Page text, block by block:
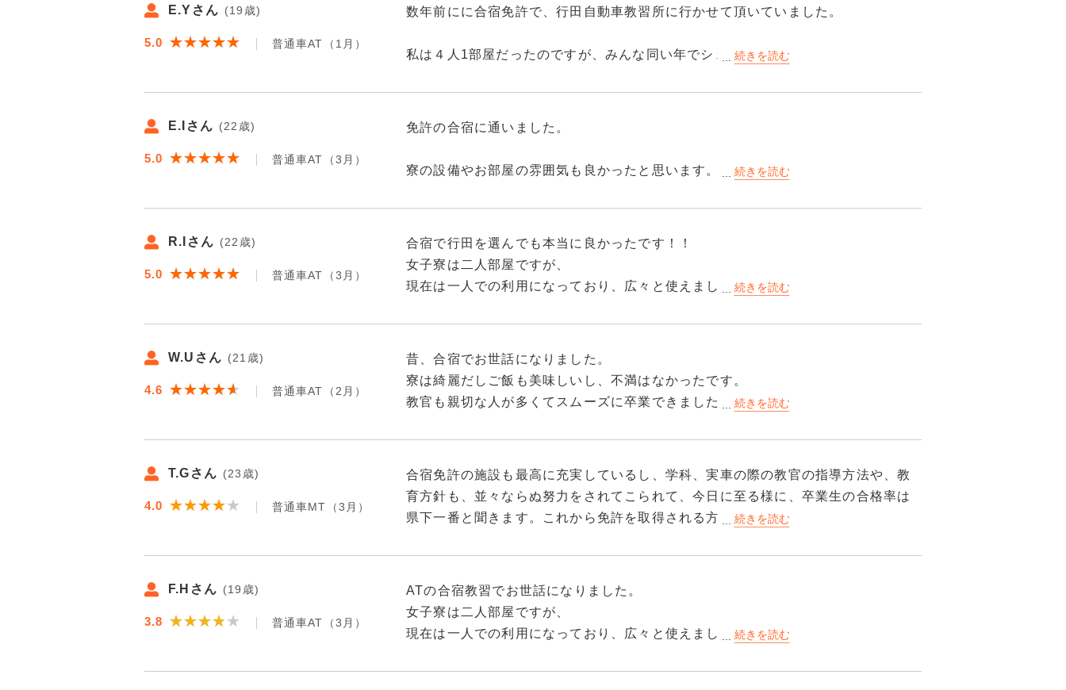
E.Yさん (19歳)
5.0 ★★★★★
★★★★★ 普通車AT（1月）
数年前にに合宿免許で、行田自動車教習所に行かせて頂いていました。
私は４人1部屋だったのですが、みんな同い年でシェアハウスをしている感覚ですご
れてしまいますが、その分勉強しない私でも効果測定の勉強に力を入れることがで
きました。(仮免の試験前に近くにマックがオープンして通いまくって前日の夜も携
宿の方が優遇されているのではないかと感じます。
ケーキバイキングは月に2回、合宿生へのサービスとして、ケーキバイキングを開
催！女性だけでなく、もちろんスイーツ好きの男性にも大好評でした。たくさんの
ケーキがずら～り並びますので、好きなだけ食べれます。
お風呂が楽しめます。
あとは教官の方々や受付の方々との距離も近くなるので接してて対応悪と思ったこ
むしろまた会いたいなあと思う方の方が多いです笑(私の友達はイケオジ教官と最後
落ちたと思いヤケになって反抗的な態度を取ったにも関わらず合格させて頂きあり
がとうございました。
あ、パソコンで「MUSASI」というものを使って効果測定の丸バツ問題を解けるの
ですが、間違えてしまったものはカラー印刷されてイラスト付き出てくるので圧倒
のでかなり助かりました。
E.Iさん (22歳)
5.0 ★★★★★
★★★★★ 普通車AT（3月）
免許の合宿に通いました。
寮の設備やお部屋の雰囲気も良かったと思います。
清掃も毎日してくれてありがたいです。
ご飯も職員さんの手作りでおいしいです。
受け付けの方々や事務所の方々も困った時は相談すると
朝晩の点呼に間に合う様にしないとならないのと
禁煙や飲酒は禁止とか、いろいろルールはありますが
生活リズムをちゃんと作れると思って頑張ってみると
数日で自然と慣れてくると思います。
技能の指導員の皆さんは
受講生が男女によって感じ方が違うのもあると思うのと
指導員の皆さんもそれぞれの教え方があります。
R.Iさん (22歳)
5.0 ★★★★★
★★★★★ 普通車AT（3月）
合宿で行田を選んでも本当に良かったです！！
女子寮は二人部屋ですが、
現在は一人での利用になっており、広々と使えました。
るようです。
また部屋ごとに鍵もきちんとかかるようになっており安全です。
ゴミ箱はお部屋に1つでしたが、分別をきちんとしなくてはいけないのでビニール袋
を持っていると便利です。
お風呂、トイレ、洗濯機は共用ですが毎日清掃が入っていましたのでキレイでし
す、そうでなければ近くのドンキで購入できます。
音結構響きます。通話やドライヤーする時間は一応気遣ったほうがいいかもしれな
いです。
他の方のレビュー通り、味の薄い時濃い時ありましたが、人が作ってくれた温かみ
を感じて、私は好きでしたね。ご飯の量の調節もしてくれます。
朝から揚げ物！肉！みたいな日もあるので献立表は割と必見ですね。お腹的に厳し
W.Uさん (21歳)
4.6 ★★★★★
★★★★★ 普通車AT（2月）
昔、合宿でお世話になりました。
寮は綺麗だしご飯も美味しいし、不満はなかったです。
教官も親切な人が多くてスムーズに卒業できました。
T.Gさん (23歳)
4.0 ★★★★★
★★★★★ 普通車MT（3月）
合宿免許の施設も最高に充実しているし、学科、実車の際の教官の指導方法や、教
育方針も、並々ならぬ努力をされてこられて、今日に至る様に、卒業生の合格率は
県下一番と聞きます。これから免許を取得される方も、今まで免許を所持してい
を受けました。あー、ここで勉強して良かったなぁと思える教習所です。
親御さんも安心して、我が子を預けられる教習所だと思えます。
F.Hさん (19歳)
3.8 ★★★★★
★★★★★ 普通車AT（3月）
ATの合宿教習でお世話になりました。
女子寮は二人部屋ですが、
現在は一人での利用になっており、広々と使えました。
るようです。